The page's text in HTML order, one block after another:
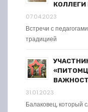
КОЛЛЕГИ
07.04.2023
Встречи с
традицией
31.01.2023
Балаковец, который